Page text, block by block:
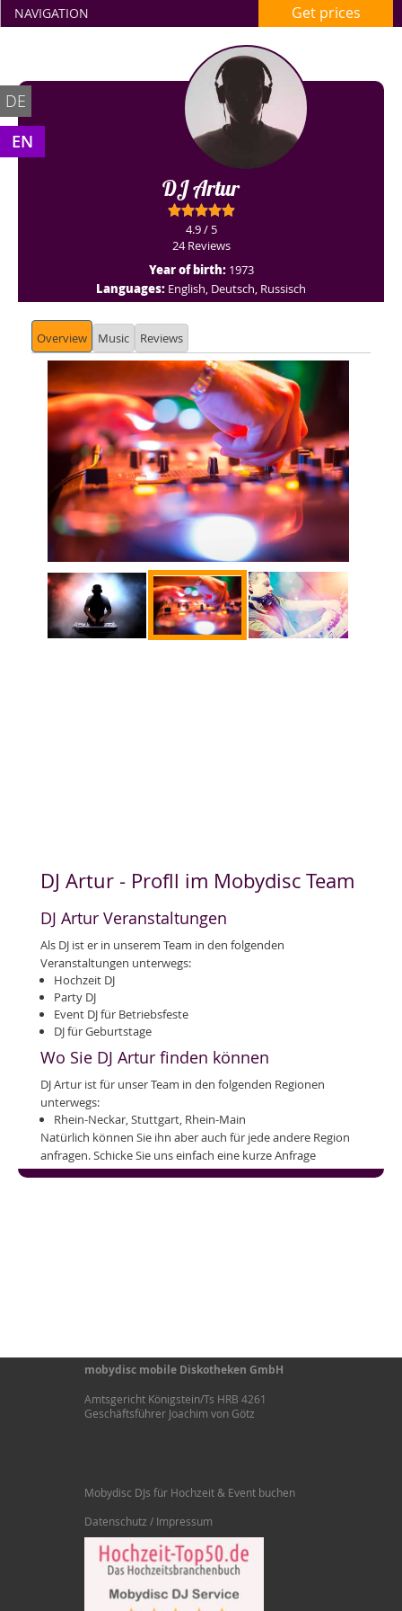
NAVIGATION Get prices
DE
EN
DJ Artur
4.9 / 5
24 Reviews
Year of birth:1973
Languages: English, Deutsch, Russisch
Overview Music Reviews
DJ Artur - Profll im Mobydisc Team
DJ Artur Veranstaltungen
Als DJ ist er in unserem Team in den folgenden
Veranstaltungen unterwegs:
Hochzeit DJ
Party DJ
Event DJ für Betriebsfeste
DJ für Geburtstage
Wo Sie DJ Artur finden können
DJ Artur ist für unser Team in den folgenden Regionen
unterwegs:
Rhein-Neckar, Stuttgart, Rhein-Main
Natürlich können Sie ihn aber auch für jede andere Region
anfragen. Schicke Sie uns einfach eine kurze Anfrage
mobydisc mobile Diskotheken GmbH
Amtsgericht Königstein/Ts HRB 4261
Geschäftsführer Joachim von Götz
Mobydisc DJs für Hochzeit & Event buchen
Datenschutz / Impressum